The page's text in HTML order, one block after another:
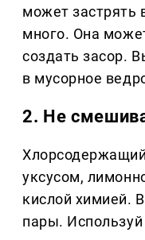
может застрять
много. Она
создать засор.
в мусорное
2. Не
уксусом,
кислой химией.
пары. Используй